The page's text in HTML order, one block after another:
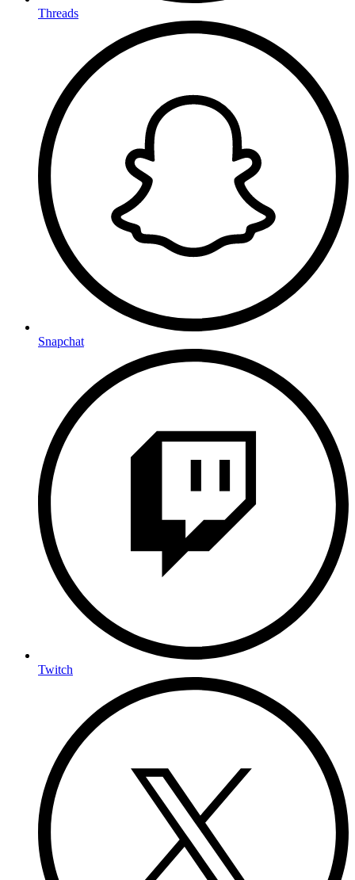
Threads
Snapchat
Twitch